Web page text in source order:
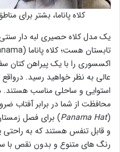
کلاه پاناما، بشتر برای
یک مدل کلاه حصیری لبه دار
اکسسوری را با یک پیراهن کتان
عالی به نظر خواهید رسید. درواقع
استوایی و ساحلی مناسب
محافظت از شما در برابر آفتاب
(
Panama Hat) برای فصل
و قابل تنفس هستند که به راحتی
رنگ های متنوع و بدون نقص با